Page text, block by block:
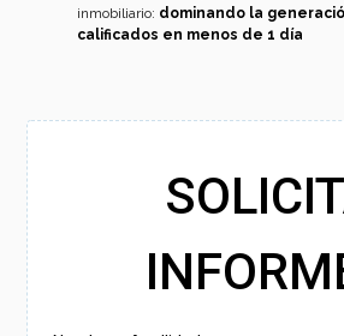
inmobiliario: dominando la
calificados en menos de 1 día